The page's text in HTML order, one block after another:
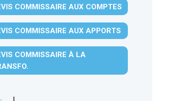
COMMISSAIRE AUX COMPTES
COMMISSAIRE AUX APPORTS
COMMISSAIRE À LA